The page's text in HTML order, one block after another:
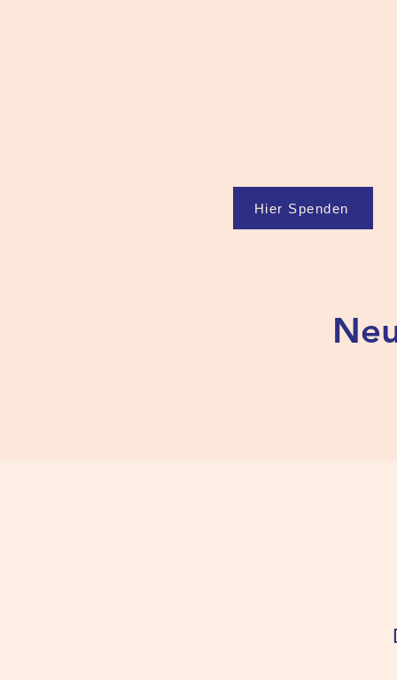
Hier Spenden